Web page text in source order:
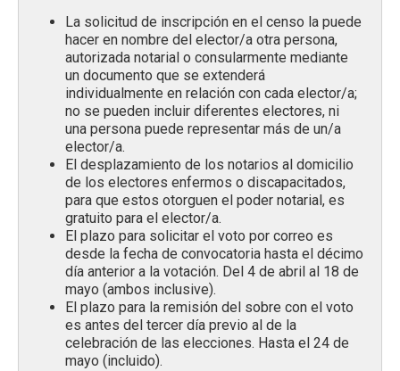
La solicitud de inscripción en el censo la puede
hacer en nombre del elector/a otra persona,
autorizada notarial o consularmente mediante
un documento que se extenderá
individualmente en relación con cada elector/a;
no se pueden incluir diferentes electores, ni
una persona puede representar más de un/a
elector/a.
El desplazamiento de los notarios al domicilio
de los electores enfermos o discapacitados,
para que estos otorguen el poder notarial, es
gratuito para el elector/a.
El plazo para solicitar el voto por correo es
desde la fecha de convocatoria hasta el décimo
día anterior a la votación. Del 4 de abril al 18 de
mayo (ambos inclusive).
El plazo para la remisión del sobre con el voto
es antes del tercer día previo al de la
celebración de las elecciones. Hasta el 24 de
mayo (incluido).